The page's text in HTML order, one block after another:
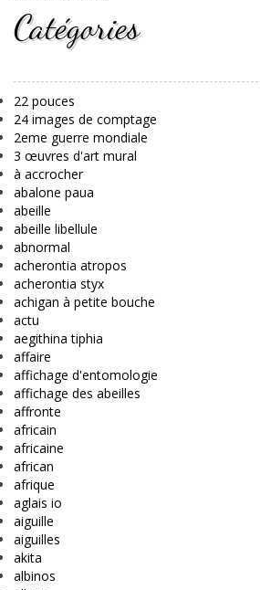
Catégories
22 pouces
24 images de comptage
2eme guerre mondiale
3 œuvres d'art mural
à accrocher
abalone paua
abeille
abeille libellule
abnormal
acherontia atropos
acherontia styx
achigan à petite bouche
actu
aegithina tiphia
affaire
affichage d'entomologie
affichage des abeilles
affronte
africain
africaine
african
afrique
aglais io
aiguille
aiguilles
akita
albinos